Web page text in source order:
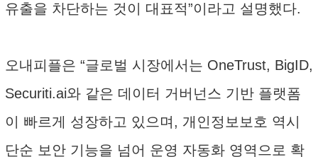
유출을 차단하는 것이 대표적”이라고 설명했다.
오내피플은 “글로벌 시장에서는 OneTrust, BigID,
Securiti.ai와 같은 데이터 거버넌스 기반 플랫폼
이 빠르게 성장하고 있으며, 개인정보보호 역시
단순 보안 기능을 넘어 운영 자동화 영역으로 확